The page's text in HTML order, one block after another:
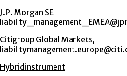
J.P. Morgan SE
Citigroup Global Markets,
Hybridinstrument